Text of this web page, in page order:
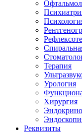
Терапия
Урология
Хирургия
Реквизиты